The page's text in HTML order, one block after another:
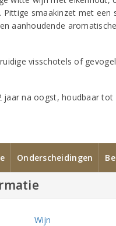
smaakinzet met een
aanhoudende
visschotels of
jaar na oogst, houdbaar tot
Onderscheidingen
Wijn